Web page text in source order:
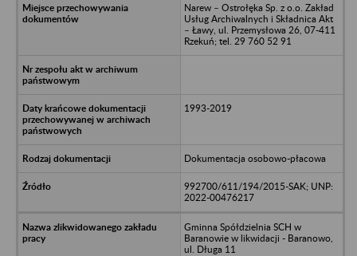
Narew – Ostrołęka Sp. z o.o. Zakład
Usług Archiwalnych i Składnica Akt
– Ławy, ul. Przemysłowa 26, 07-411
Rzekuń; tel. 29 760 52 91
1993-2019
Dokumentacja osobowo-płacowa
992700/611/194/2015-SAK; UNP:
2022-00476217
Gminna Spółdzielnia SCH w
Baranowie w likwidacji - Baranowo,
ul. Długa 11